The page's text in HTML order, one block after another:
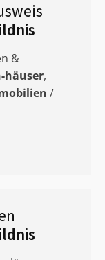
&
häuser,
/